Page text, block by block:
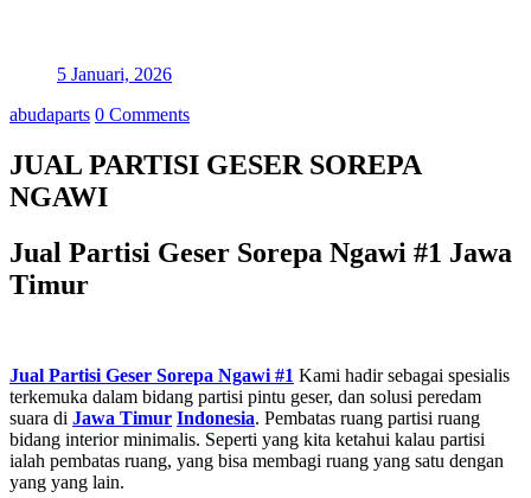
5 Januari, 2026
abudaparts 0 Comments
JUAL PARTISI GESER SOREPA
NGAWI
Jual Partisi Geser Sorepa Ngawi #1 Jawa
Timur
Jual Partisi Geser Sorepa Ngawi #1 Kami hadir sebagai spesialis
terkemuka dalam bidang partisi pintu geser, dan solusi peredam
suara di Jawa Timur Indonesia. Pembatas ruang partisi ruang
bidang interior minimalis. Seperti yang kita ketahui kalau partisi
ialah pembatas ruang, yang bisa membagi ruang yang satu dengan
yang yang lain.